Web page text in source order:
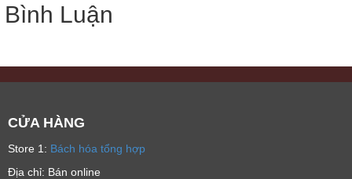
Bình Luận
CỬA HÀNG
Store 1: Bách hóa tổng hợp
Địa chỉ: Bán online